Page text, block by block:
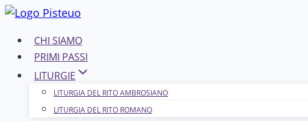
Salta
contenutoCHI SIAMO
PRIMI PASSI
LITURGIE
LITURGIA DEL RITO AMBROSIANO
LITURGIA DEL RITO ROMANO